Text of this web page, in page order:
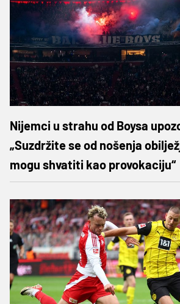
Nijemci u strahu od Boysa
„Suzdržite se od nošenja
mogu shvatiti kao provokaciju“